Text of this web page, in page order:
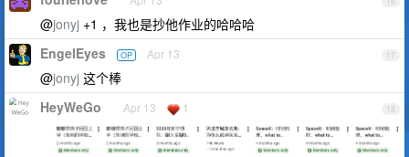
@jonyj +1 ，我也是抄他作业的哈哈哈
17
EngelEyes OP Apr 13
@jonyj 这个棒
18
HeyWeGo Apr 13 1